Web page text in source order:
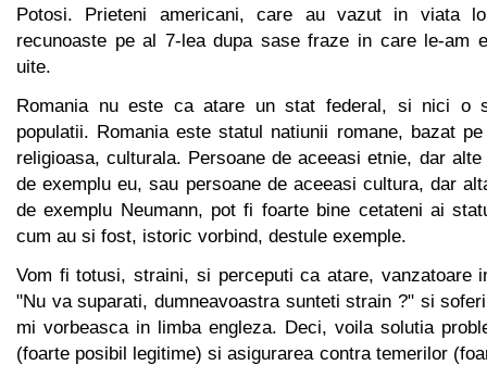
Potosi. Prieteni americani, care au vazut in viata
recunoaste pe al 7-lea dupa sase fraze in care le-am
uite.
Romania nu este ca atare un stat federal, si nici o
populatii. Romania este statul natiunii romane, bazat
religioasa, culturala. Persoane de aceeasi etnie, dar
de exemplu eu, sau persoane de aceeasi cultura, dar
de exemplu Neumann, pot fi foarte bine cetateni ai
cum au si fost, istoric vorbind, destule exemple.
Vom fi totusi, straini, si perceputi ca atare, vanzatoare
"Nu va suparati, dumneavoastra sunteti strain ?" si
mi vorbeasca in limba engleza. Deci, voila solutia
(foarte posibil legitime) si asigurarea contra temerilor